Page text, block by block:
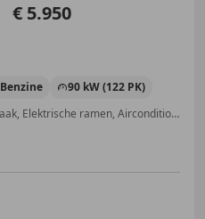
€ 5.950
Benzine
90 kW (122 PK)
Alarm, Lichtmetalen velgen, Trekhaak, Elektrische ramen, Airconditioning, Airbag bestuurder, Sportstoelen, Schakelflippers